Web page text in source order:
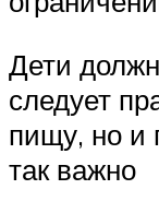
Дети
следует
пищу, но и
так важно